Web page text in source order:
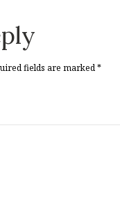
fields are marked*